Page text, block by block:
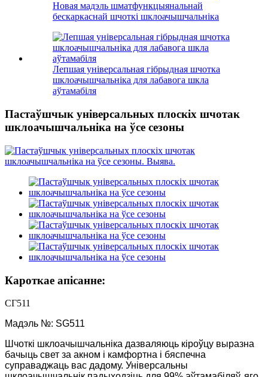
Новая мадэль шматфункцыянальнай
бескаркаснай шчоткі шклоачышчальніка
Лепшая універсальная гібрыдная шчотка
шклоачышчальніка для лабавога шкла
аўтамабіля
Пастаўшчык універсальных плоскіх шчотак
шклоачышчальніка на ўсе сезоны
Кароткае апісанне:
СГ511
Мадэль №: SG511
Шчоткі шклоачышчальніка дазваляюць кіроўцу выразна
бачыць свет за акном і камфортна і бяспечна
суправаджаць вас дадому. Універсальны